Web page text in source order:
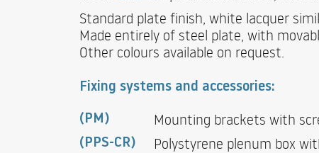
Standard plate finish, white lacquer
Made entirely of steel plate, with
Other colours available on request.
Fixing systems and accessories:
(PM) Mounting brackets with
(PPS-CR) Polystyrene plenum box